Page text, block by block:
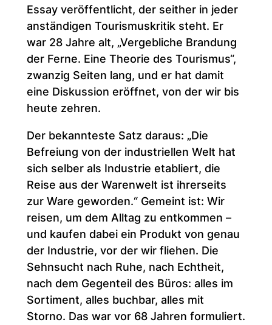
Essay veröffentlicht, der seither in jeder
anständigen Tourismuskritik steht. Er
war 28 Jahre alt, „Vergebliche Brandung
der Ferne. Eine Theorie des Tourismus“,
zwanzig Seiten lang, und er hat damit
eine Diskussion eröffnet, von der wir bis
heute zehren.
Der bekannteste Satz daraus: „Die
Befreiung von der industriellen Welt hat
sich selber als Industrie etabliert, die
Reise aus der Warenwelt ist ihrerseits
zur Ware geworden.“ Gemeint ist: Wir
reisen, um dem Alltag zu entkommen –
und kaufen dabei ein Produkt von genau
der Industrie, vor der wir fliehen. Die
Sehnsucht nach Ruhe, nach Echtheit,
nach dem Gegenteil des Büros: alles im
Sortiment, alles buchbar, alles mit
Storno. Das war vor 68 Jahren formuliert.